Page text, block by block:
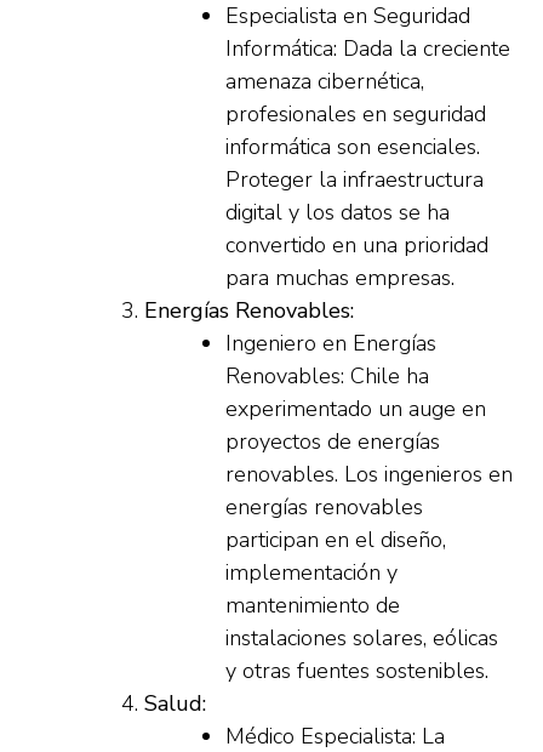
Especialista en Seguridad
Informática: Dada la creciente
amenaza cibernética,
profesionales en seguridad
informática son esenciales.
Proteger la infraestructura
digital y los datos se ha
convertido en una prioridad
para muchas empresas.
Energías Renovables:
Ingeniero en Energías
Renovables: Chile ha
experimentado un auge en
proyectos de energías
renovables. Los ingenieros en
energías renovables
participan en el diseño,
implementación y
mantenimiento de
instalaciones solares, eólicas
y otras fuentes sostenibles.
Salud:
Médico Especialista: La